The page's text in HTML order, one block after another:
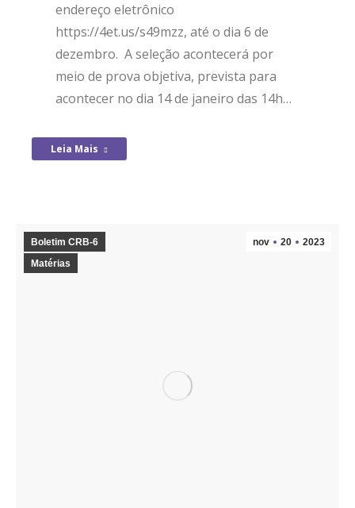
endereço eletrônico
https://4et.us/s49mzz, até o dia 6 de
dezembro. A seleção acontecerá por
meio de prova objetiva, prevista para
acontecer no dia 14 de janeiro das 14h…
Leia Mais
nov 20 2023
Boletim CRB-6
Matérias